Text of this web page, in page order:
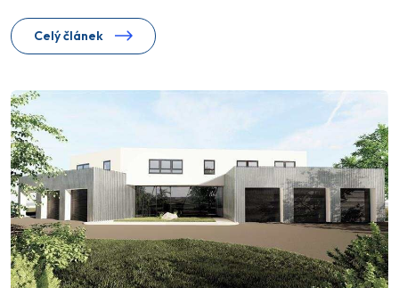
Celý článek